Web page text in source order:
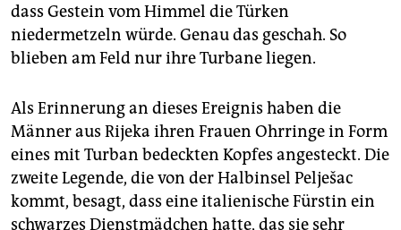
dass Gestein vom Himmel die Türken
niedermetzeln würde. Genau das geschah. So
blieben am Feld nur ihre Turbane liegen.
Als Erinnerung an dieses Ereignis haben die
Männer aus Rijeka ihren Frauen Ohrringe in Form
eines mit Turban bedeckten Kopfes angesteckt. Die
zweite Legende, die von der Halbinsel Pelješac
kommt, besagt, dass eine italienische Fürstin ein
schwarzes Dienstmädchen hatte, das sie sehr